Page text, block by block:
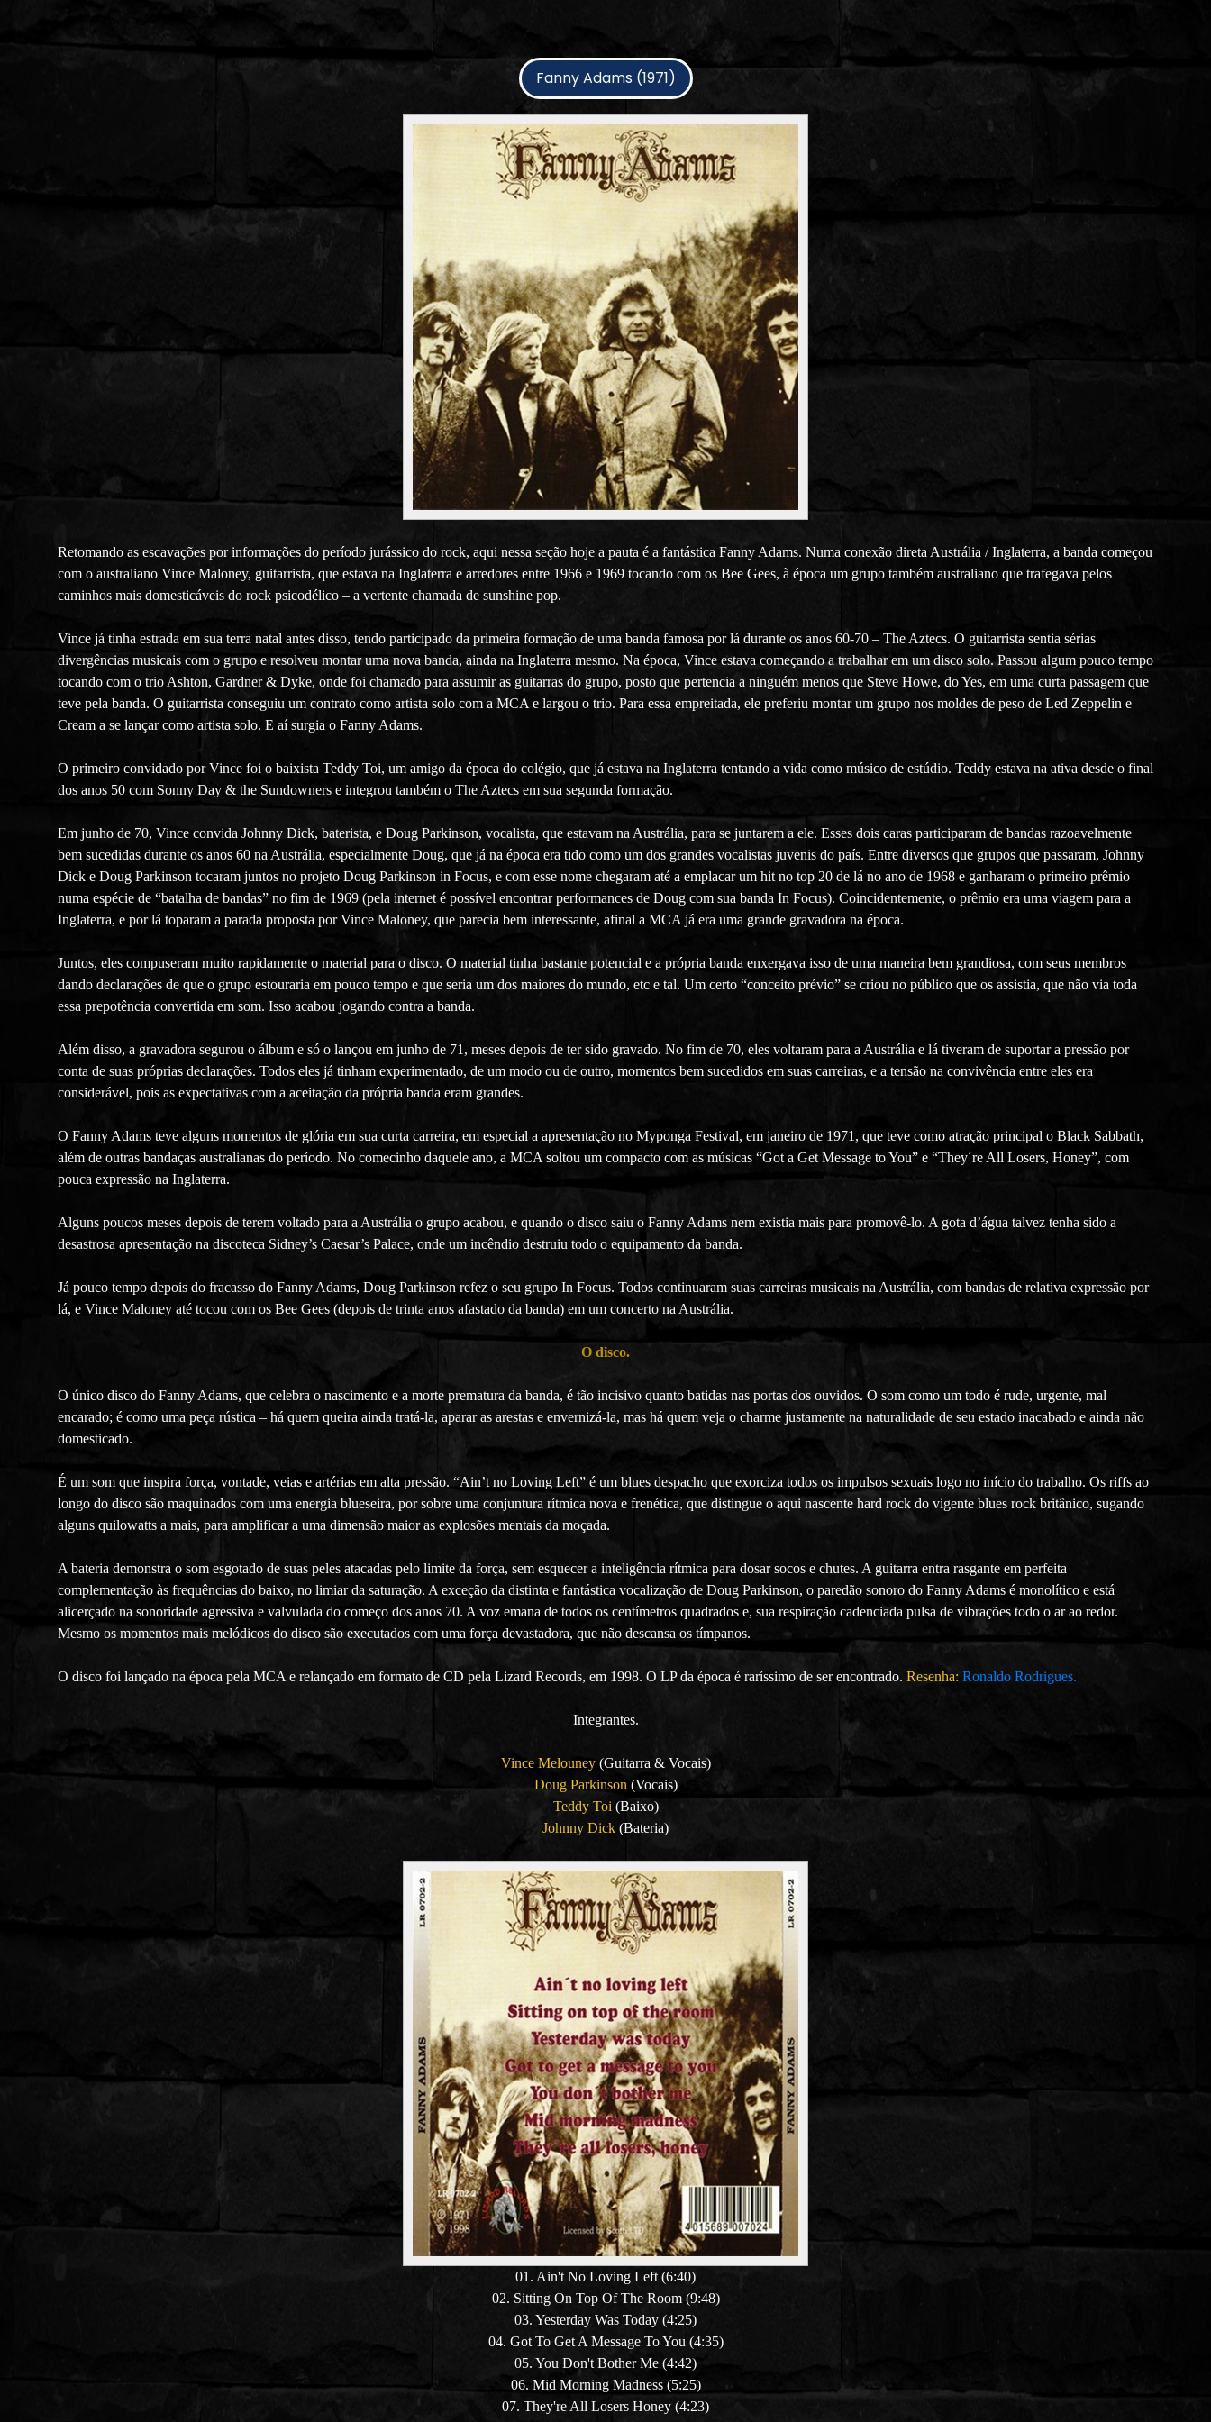
Fanny Adams (1971)
Retomando as escavações por informações do período jurássico do rock, aqui nessa seção hoje a pauta é a fantástica Fanny Adams. Numa conexão direta Austrália / Inglaterra, a banda começou
com o australiano Vince Maloney, guitarrista, que estava na Inglaterra e arredores entre 1966 e 1969 tocando com os Bee Gees, à época um grupo também australiano que trafegava pelos
caminhos mais domesticáveis do rock psicodélico – a vertente chamada de sunshine pop.
Vince já tinha estrada em sua terra natal antes disso, tendo participado da primeira formação de uma banda famosa por lá durante os anos 60-70 – The Aztecs. O guitarrista sentia sérias
divergências musicais com o grupo e resolveu montar uma nova banda, ainda na Inglaterra mesmo. Na época, Vince estava começando a trabalhar em um disco solo. Passou algum pouco tempo
tocando com o trio Ashton, Gardner & Dyke, onde foi chamado para assumir as guitarras do grupo, posto que pertencia a ninguém menos que Steve Howe, do Yes, em uma curta passagem que
teve pela banda. O guitarrista conseguiu um contrato como artista solo com a MCA e largou o trio. Para essa empreitada, ele preferiu montar um grupo nos moldes de peso de Led Zeppelin e
Cream a se lançar como artista solo. E aí surgia o Fanny Adams.
O primeiro convidado por Vince foi o baixista Teddy Toi, um amigo da época do colégio, que já estava na Inglaterra tentando a vida como músico de estúdio. Teddy estava na ativa desde o final
dos anos 50 com Sonny Day & the Sundowners e integrou também o The Aztecs em sua segunda formação.
Em junho de 70, Vince convida Johnny Dick, baterista, e Doug Parkinson, vocalista, que estavam na Austrália, para se juntarem a ele. Esses dois caras participaram de bandas razoavelmente
bem sucedidas durante os anos 60 na Austrália, especialmente Doug, que já na época era tido como um dos grandes vocalistas juvenis do país. Entre diversos que grupos que passaram, Johnny
Dick e Doug Parkinson tocaram juntos no projeto Doug Parkinson in Focus, e com esse nome chegaram até a emplacar um hit no top 20 de lá no ano de 1968 e ganharam o primeiro prêmio
numa espécie de “batalha de bandas” no fim de 1969 (pela internet é possível encontrar performances de Doug com sua banda In Focus). Coincidentemente, o prêmio era uma viagem para a
Inglaterra, e por lá toparam a parada proposta por Vince Maloney, que parecia bem interessante, afinal a MCA já era uma grande gravadora na época.
Juntos, eles compuseram muito rapidamente o material para o disco. O material tinha bastante potencial e a própria banda enxergava isso de uma maneira bem grandiosa, com seus membros
dando declarações de que o grupo estouraria em pouco tempo e que seria um dos maiores do mundo, etc e tal. Um certo “conceito prévio” se criou no público que os assistia, que não via toda
essa prepotência convertida em som. Isso acabou jogando contra a banda.
Além disso, a gravadora segurou o álbum e só o lançou em junho de 71, meses depois de ter sido gravado. No fim de 70, eles voltaram para a Austrália e lá tiveram de suportar a pressão por
conta de suas próprias declarações. Todos eles já tinham experimentado, de um modo ou de outro, momentos bem sucedidos em suas carreiras, e a tensão na convivência entre eles era
considerável, pois as expectativas com a aceitação da própria banda eram grandes.
O Fanny Adams teve alguns momentos de glória em sua curta carreira, em especial a apresentação no Myponga Festival, em janeiro de 1971, que teve como atração principal o Black Sabbath,
além de outras bandaças australianas do período. No comecinho daquele ano, a MCA soltou um compacto com as músicas “Got a Get Message to You” e “They´re All Losers, Honey”, com
pouca expressão na Inglaterra.
Alguns poucos meses depois de terem voltado para a Austrália o grupo acabou, e quando o disco saiu o Fanny Adams nem existia mais para promovê-lo. A gota d’água talvez tenha sido a
desastrosa apresentação na discoteca Sidney’s Caesar’s Palace, onde um incêndio destruiu todo o equipamento da banda.
Já pouco tempo depois do fracasso do Fanny Adams, Doug Parkinson refez o seu grupo In Focus. Todos continuaram suas carreiras musicais na Austrália, com bandas de relativa expressão por
lá, e Vince Maloney até tocou com os Bee Gees (depois de trinta anos afastado da banda) em um concerto na Austrália.
O disco.
O único disco do Fanny Adams, que celebra o nascimento e a morte prematura da banda, é tão incisivo quanto batidas nas portas dos ouvidos. O som como um todo é rude, urgente, mal
encarado; é como uma peça rústica – há quem queira ainda tratá-la, aparar as arestas e envernizá-la, mas há quem veja o charme justamente na naturalidade de seu estado inacabado e ainda não
domesticado.
É um som que inspira força, vontade, veias e artérias em alta pressão. “Ain’t no Loving Left” é um blues despacho que exorciza todos os impulsos sexuais logo no início do trabalho. Os riffs ao
longo do disco são maquinados com uma energia blueseira, por sobre uma conjuntura rítmica nova e frenética, que distingue o aqui nascente hard rock do vigente blues rock britânico, sugando
alguns quilowatts a mais, para amplificar a uma dimensão maior as explosões mentais da moçada.
A bateria demonstra o som esgotado de suas peles atacadas pelo limite da força, sem esquecer a inteligência rítmica para dosar socos e chutes. A guitarra entra rasgante em perfeita
complementação às frequências do baixo, no limiar da saturação. A exceção da distinta e fantástica vocalização de Doug Parkinson, o paredão sonoro do Fanny Adams é monolítico e está
alicerçado na sonoridade agressiva e valvulada do começo dos anos 70. A voz emana de todos os centímetros quadrados e, sua respiração cadenciada pulsa de vibrações todo o ar ao redor.
Mesmo os momentos mais melódicos do disco são executados com uma força devastadora, que não descansa os tímpanos.
O disco foi lançado na época pela MCA e relançado em formato de CD pela Lizard Records, em 1998. O LP da época é raríssimo de ser encontrado. Resenha: Ronaldo Rodrigues.
Integrantes.
Vince Melouney (Guitarra & Vocais)
Doug Parkinson (Vocais)
Teddy Toi (Baixo)
Johnny Dick (Bateria)
01. Ain't No Loving Left (6:40)
02. Sitting On Top Of The Room (9:48)
03. Yesterday Was Today (4:25)
04. Got To Get A Message To You (4:35)
05. You Don't Bother Me (4:42)
06. Mid Morning Madness (5:25)
07. They're All Losers Honey (4:23)